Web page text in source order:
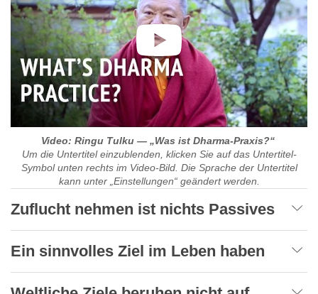
Video: Ringu Tulku — „Was ist Dharma-Praxis?“
Um die Untertitel einzublenden, klicken Sie auf das Untertitel-
Symbol unten rechts im Video-Bild. Die Sprache der Untertitel
kann unter „Einstellungen“ geändert werden.
Zuflucht nehmen ist nichts Passives
Ein sinnvolles Ziel im Leben haben